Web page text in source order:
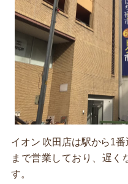
イオン 吹田店は駅から1
まで営業しており、遅く
す。